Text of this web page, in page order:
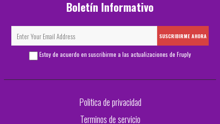
Boletín Informativo
SUSCRIBIRME AHORA
Estoy de acuerdo en suscribirme a las actualizaciones de Fruply
Politica de privacidad
Terminos de servicio